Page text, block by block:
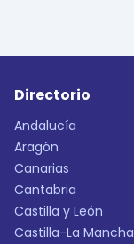
Directorio
Andalucía
Aragón
Canarias
Cantabria
Castilla y León
Castilla-La Mancha